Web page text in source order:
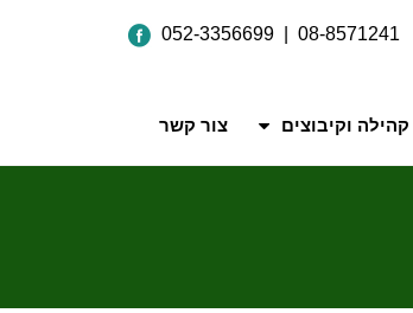
052-3356699 | 08-8571241
קהילה וקיבוצים צור קשר